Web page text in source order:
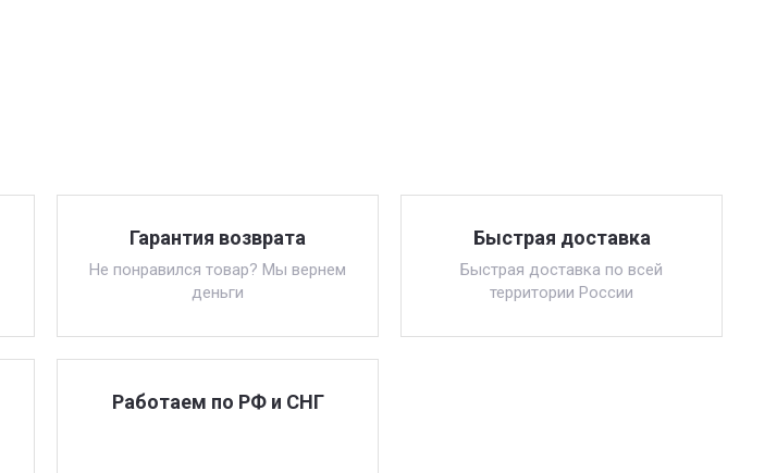
Гарантия возврата
Не понравился товар? Мы вернем
деньги
Быстрая доставка
Быстрая доставка по всей
территории России
Работаем по РФ и СНГ